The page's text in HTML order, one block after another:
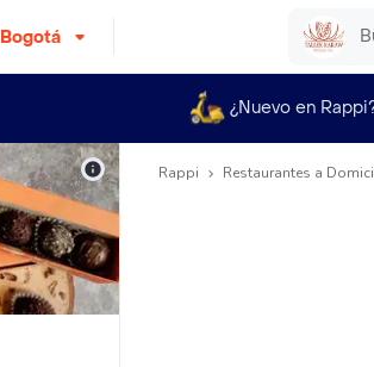
Bogotá
¿Nuevo en
Rappi Restaurantes a